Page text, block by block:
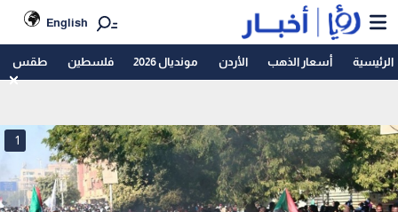
English
الرئيسية أسعار الذهب الأردن مونديال 2026 فلسطين طقس
1